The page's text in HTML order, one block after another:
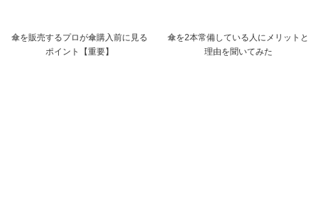
傘を販売するプロが傘購入前に見る
ポイント【重要】
傘を2本常備している人にメリットと
理由を聞いてみた